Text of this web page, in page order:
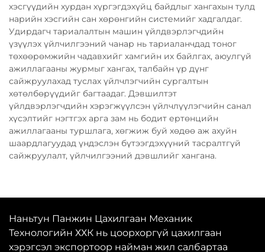
хэсгүүдийн хурдан хүргэгдэхүйц байдлыг хангахын тулд
нарийн хэсгийн сан хөрөнгийн системийг хадгалдаг.
Удирдагч тариалалтын машин үйлдвэрлэгчдийн
үзүүлэх үйлчилгээний чанар нь тариаланчдад тоног
төхөөрөмжийн чадавхийг хамгийн их байлгах, аюулгүй
ажиллагааны журмыг хангах, талбайн үр дүнг
сайжруулахад туслах үйлчлэгчийн сургалтын
хөтөлбөрүүдийг багтаадаг. Дэвшилтэт
үйлдвэрлэгчдийн хэрэгжүүлсэн үйлчлүүлэгчийн санал
хүсэлтийг нэгтгэх арга зам нь бодит ертөнцийн
ажиллагааны туршлага, хөгжиж буй хөдөө аж ахуйн
шаардлагуудад үндэслэн бүтээгдэхүүний тасралтгүй
сайжруулалт, үйлчилгээний дэвшлийг хангана.
Наньтун Панжин Цахилгаан Механик
Технологийн ХХК нь цоорхоргүй цахилгаан
хэрэгсэл экспортоор найман жил салбартаа